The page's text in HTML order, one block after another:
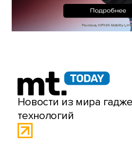
Новости из мира
технологий